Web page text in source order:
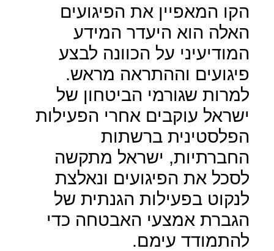
הקו המאפיין את הפיגועים
האלה הוא היעדר המידע
המודיעיני על הכוונה לבצע
פיגועים וההתראה מראש.
למרות שגורמי הביטחון של
ישראל עוקבים אחרי הפעילות
הפלסטינית ברשתות
החברתיות, ישראל מתקשה
לסכל את הפיגועים ונאלצת
לנקוט בפעילות הגנתית של
הגברת אמצעי האבטחה כדי
להתמודד עימם.